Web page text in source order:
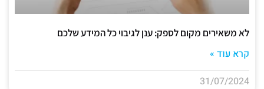
לא משאירים מקום לספק: ענן לגיבוי כל המידע שלכם
קרא עוד »
31/07/2024